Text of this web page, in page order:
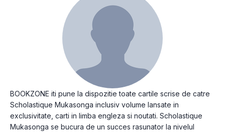
BOOKZONE iti pune la dispozitie toate cartile scrise de catre
Scholastique Mukasonga inclusiv volume lansate in
exclusivitate, carti in limba engleza si noutati. Scholastique
Mukasonga se bucura de un succes rasunator la nivelul